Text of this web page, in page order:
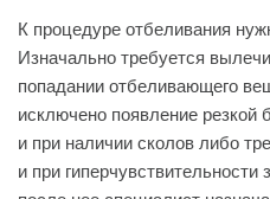
К процедуре отбеливания
Изначально требуется
попадании отбеливающего
исключено появление
и при наличии сколов либо
и при